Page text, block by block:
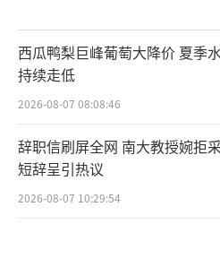
西瓜鸭梨巨峰葡萄大降价 夏季
持续走低
2026-08-07 08:08:46
辞职信刷屏全网 南大教授婉拒
短辞呈引热议
2026-08-07 10:29:54